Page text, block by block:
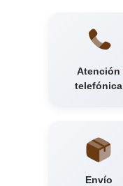
Atención
telefónica
Envío